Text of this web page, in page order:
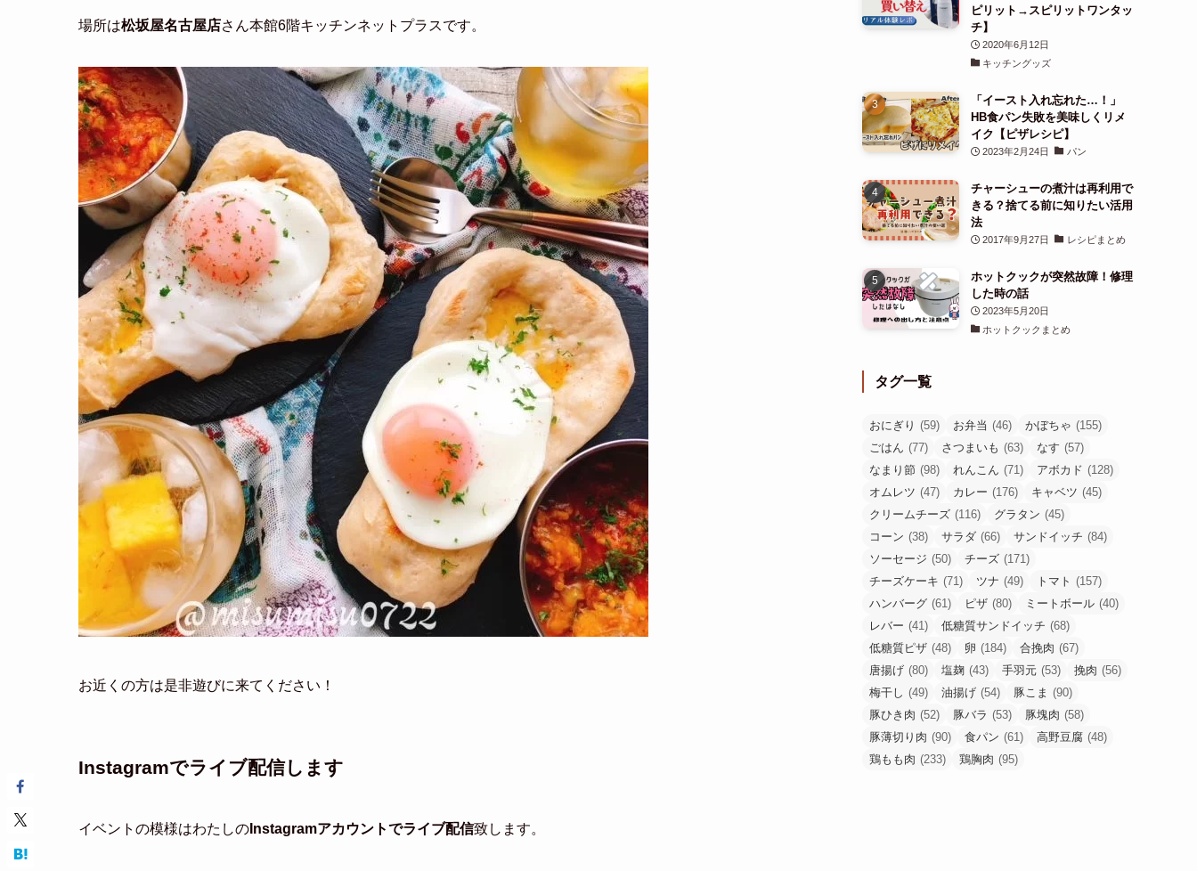
場所は松坂屋名古屋店さん本館6階キッチンネットプラスです。
お近くの方は是非遊びに来てください！
Instagramでライブ配信します
イベントの模様はわたしの Instagramアカウントでライブ配信致します。
ピリット→スピリットワンタッ
チ】
2020年6月12日
キッチングッズ
「イースト入れ忘れた…！」
HB食パン失敗を美味しくリメ
イク【ピザレシピ】
2023年2月24日 パン
チャーシューの煮汁は再利用で
きる？捨てる前に知りたい活用
法
2017年9月27日 レシピまとめ
ホットクックが突然故障！修理
した時の話
2023年5月20日
ホットクックまとめ
タグ一覧
おにぎり (59) お弁当 (46) かぼちゃ (155)
ごはん (77) さつまいも (63) なす (57)
なまり節 (98) れんこん (71) アボカド (128)
オムレツ (47) カレー (176) キャベツ (45)
クリームチーズ (116) グラタン (45)
コーン (38) サラダ (66) サンドイッチ (84)
ソーセージ (50) チーズ (171)
チーズケーキ (71) ツナ (49) トマト (157)
ハンバーグ (61) ピザ (80) ミートボール (40)
レバー (41) 低糖質サンドイッチ (68)
低糖質ピザ (48) 卵 (184) 合挽肉 (67)
唐揚げ (80) 塩麹 (43) 手羽元 (53) 挽肉 (56)
梅干し (49) 油揚げ (54) 豚こま (90)
豚ひき肉 (52) 豚バラ (53) 豚塊肉 (58)
豚薄切り肉 (90) 食パン (61) 高野豆腐 (48)
鶏もも肉 (233) 鶏胸肉 (95)